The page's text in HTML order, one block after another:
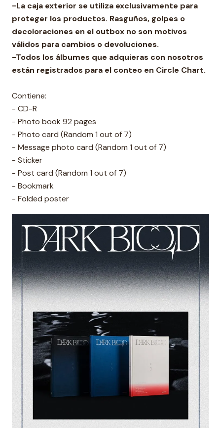
-La caja exterior se utiliza exclusivamente para
proteger los productos. Rasguños, golpes o
decoloraciones en el outbox no son motivos
válidos para cambios o devoluciones.
-Todos los álbumes que adquieras con nosotros
están registrados para el conteo en Circle Chart.
Contiene:
- CD-R
- Photo book 92 pages
- Photo card (Random 1 out of 7)
- Message photo card (Random 1 out of 7)
- Sticker
- Post card (Random 1 out of 7)
- Bookmark
- Folded poster